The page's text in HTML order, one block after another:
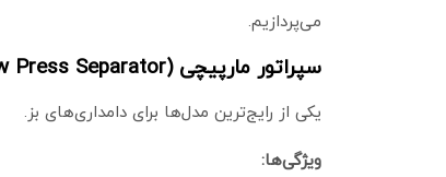
می‌پردازیم.
سپراتور مارپیچی (Screw Press Separator)
یکی از رایج‌ترین مدل‌ها برای دامداری‌های بز.
ویژگی‌ها: